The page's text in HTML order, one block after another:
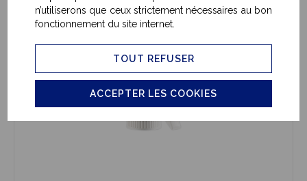
n’utiliserons que ceux strictement nécessaires au bon
fonctionnement du site internet.
TOUT REFUSER
ACCEPTER LES COOKIES